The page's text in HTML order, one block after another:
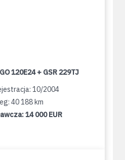
120E24 + GSR 229TJ
10/2004
40 188 km
14 000 EUR